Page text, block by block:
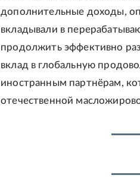
дополнительные доходы,
вкладывали в
продолжить эффективно
вклад в глобальную
иностранным партнёрам,
отечественной